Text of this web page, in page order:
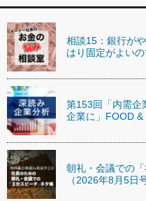
相談15：銀行が
はり固定がよいの
第153回「内需企
企業に」FOOD
朝礼・会議での
（2026年8月5日